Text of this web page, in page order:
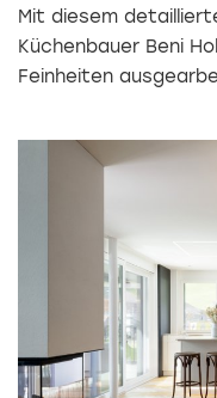
Mit diesem
Küchenbauer Beni
Feinheiten